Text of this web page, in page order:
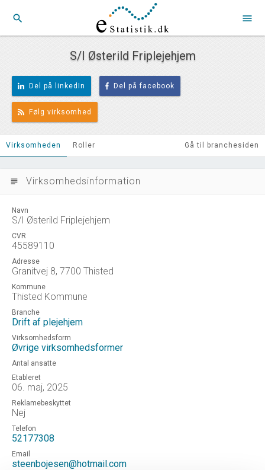
search menu
S/I Østerild Friplejehjem
Del på linkedIn Del på facebook
Følg virksomhed
Virksomheden Roller Gå til branchesiden
subject Virksomhedsinformation
Navn
S/I Østerild Friplejehjem
CVR
45589110
Adresse
Granitvej 8, 7700 Thisted
Kommune
Thisted Kommune
Branche
Drift af plejehjem
Virksomhedsform
Øvrige virksomhedsformer
Antal ansatte
Etableret
06. maj, 2025
Reklamebeskyttet
Nej
Telefon
52177308
Email
steenbojesen@hotmail.com